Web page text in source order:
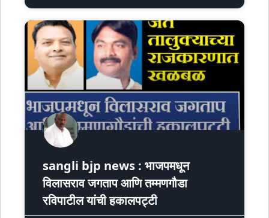
sangli bjp news : भाजपमधून
विलासराव जगताप आणि तम्मणगौडा
रविपाटील यांची हकालपट्टी